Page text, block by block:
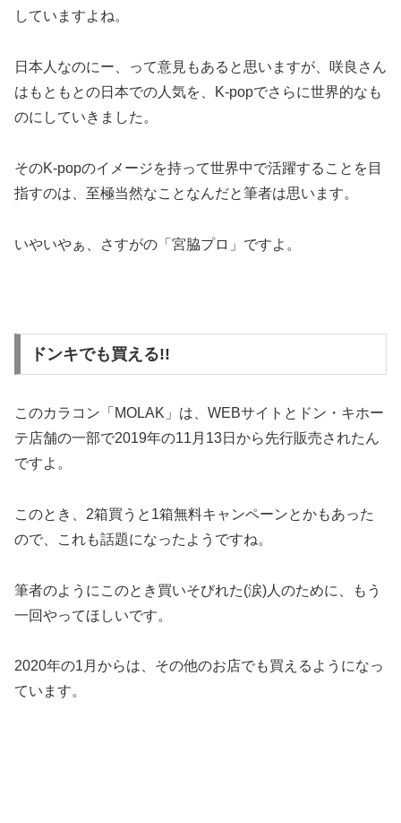
していますよね。
日本人なのにー、って意見もあると思いますが、咲良さん
はもともとの日本での人気を、K-popでさらに世界的なも
のにしていきました。
そのK-popのイメージを持って世界中で活躍することを目
指すのは、至極当然なことなんだと筆者は思います。
いやいやぁ、さすがの「宮脇プロ」ですよ。
ドンキでも買える!!
このカラコン「MOLAK」は、WEBサイトとドン・キホー
テ店舗の一部で2019年の11月13日から先行販売されたん
ですよ。
このとき、2箱買うと1箱無料キャンペーンとかもあった
ので、これも話題になったようですね。
筆者のようにこのとき買いそびれた(涙)人のために、もう
一回やってほしいです。
2020年の1月からは、その他のお店でも買えるようになっ
ています。